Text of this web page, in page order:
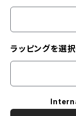
ラッピングを選